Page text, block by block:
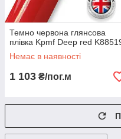
Темно червона глянсова
плівка Kpmf Deep red
Немає в наявності
1 103 ₴/пог.м